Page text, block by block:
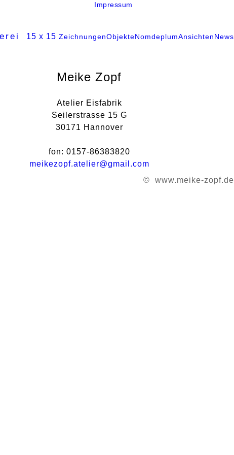
Impressum
15 x 15 ZeichnungenObjekteNomdeplumAnsichtenNews
Meike Zopf
Atelier Eisfabrik
Seilerstrasse 15 G
30171 Hannover
fon: 0157-86383820
meikezopf.atelier@gmail.com
© www.meike-zopf.de